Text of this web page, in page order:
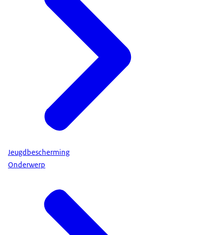
Jeugdbescherming
Onderwerp